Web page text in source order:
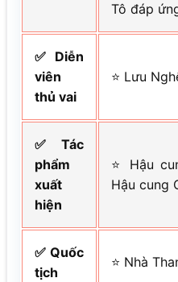
Tô đáp
✅ Diễn
viên
thủ vai
⭐ Lưu
✅ Tác
phẩm
xuất
hiện
⭐ Hậu
Hậu cung
✅ Quốc
tịch
⭐ Nhà